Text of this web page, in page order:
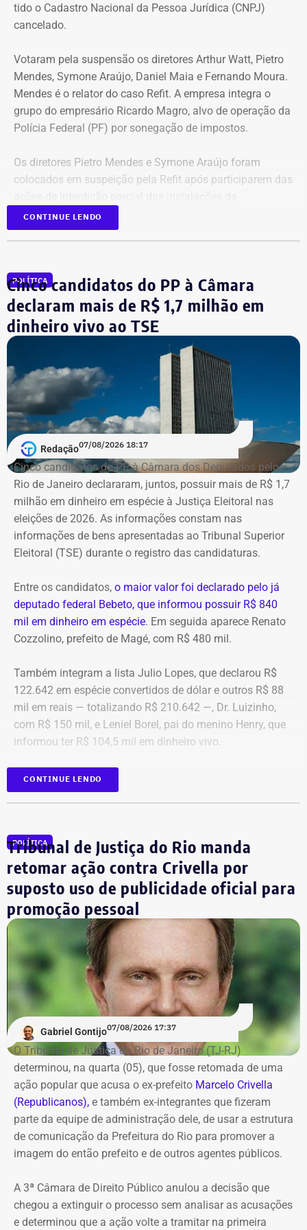
móveis de uso pessoal” e R$ 35 mil em dinheiro em
espécie.
Reprodução/Internet
tido o Cadastro Nacional da Pessoa Jurídica (CNPJ)
cancelado.
Votaram pela suspensão os diretores Arthur Watt, Pietro
Mendes, Symone Araújo, Daniel Maia e Fernando Moura.
Mendes é o relator do caso Refit. A empresa integra o
grupo do empresário Ricardo Magro, alvo de operação da
Polícia Federal (PF) por sonegação de impostos.
Os diretores Pietro Mendes e Symone Araújo foram
colocados em suspeição pela Refit após participarem das
companhia em setembro de 2025.
liminar, porém, o Superior Tribunal de Justiça (STJ)
garantiu a participação dos dois diretores na votação até
que o mérito da questão seja analisado pela Corte.
Segundo as investigações, a refinaria importava
combustível quase pronto, mas fingia que o material era
matéria-prima e simulava uma operação de refino na sua
unidade fantasma de Manguinhos.
A Polícia Federal indica que a operação era feita de
fachada para não pagar o ICMS na chegada do
combustível ao país. Com a Refit postergava de
pagamentos de impostos, a empresa só deveria pagar o
tributo no momento da venda para o consumidor final,
algo que nunca foi feito, de acordo com a investigação.
*Com informações do blog do Octávio Guedes, do portal
CONTINUE LENDO
POLÍTICA
Cinco candidatos do PP à Câmara
declaram mais de R$ 1,7 milhão em
dinheiro vivo ao TSE
Redação07/08/2026 18:17
Cinco candidatos do PP à Câmara dos Deputados pelo
Rio de Janeiro declararam, juntos, possuir mais de R$ 1,7
milhão em dinheiro em espécie à Justiça Eleitoral nas
eleições de 2026. As informações constam nas
informações de bens apresentadas ao Tribunal Superior
Eleitoral (TSE) durante o registro das candidaturas.
Entre os candidatos, o maior valor foi declarado pelo já
deputado federal Bebeto, que informou possuir R$ 840
mil em dinheiro em espécie. Em seguida aparece Renato
Cozzolino, prefeito de Magé, com R$ 480 mil.
Também integram a lista Julio Lopes, que declarou R$
122.642 em espécie convertidos de dólar e outros R$ 88
mil em reais — totalizando R$ 210.642 —, Dr. Luizinho,
com R$ 150 mil, e Leniel Borel, pai do menino Henry, que
informou ter R$ 104,5 mil em dinheiro vivo.
Candidato
Bebeto
Dr. Luizinho
R$ 150.000,00
Leniel Borel
R$ 104.500,00
*Valor correspondente à soma de R$ 122.642,00 em espécie
convertidos de dólar e R$ 88.000,00 em reais declarados em dinheiro
Os dados são públicos e ficam disponíveis para consulta
no sistema DivulgaCandContas, do TSE.
CONTINUE LENDO
POLÍTICA
Tribunal de Justiça do Rio manda
retomar ação contra Crivella por
suposto uso de publicidade oficial para
promoção pessoal
Gabriel Gontijo07/08/2026 17:37
O Tribunal de Justiça do Rio de Janeiro (TJ-RJ)
determinou, na quarta (05), que fosse retomada de uma
ação popular que acusa o ex-prefeito Marcelo Crivella
(Republicanos), e também ex-integrantes que fizeram
parte da equipe de administração dele, de usar a estrutura
de comunicação da Prefeitura do Rio para promover a
imagem do então prefeito e de outros agentes públicos.
A 3ª Câmara de Direito Público anulou a decisão que
chegou a extinguir o processo sem analisar as acusações
e determinou que a ação volte a tramitar na primeira